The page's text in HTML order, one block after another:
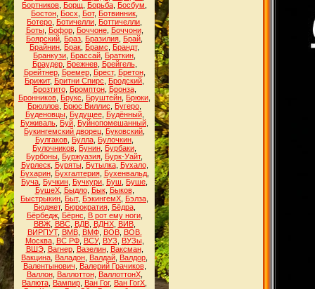
Бортников Борщ Борьба Босбум
Бостон Босх Бот, Ботвинник
Ботеро Ботичелли Боттичелли
Боты, Бофор, Боччоне, Боччони,
Боярский Браз Бразилия Брай
Брайнин Брак Брамс Брандт,
Бранкузи Брассай Браткин
Браудер, Брежнев, Брейгель,
Брейтнер, Бремер, Брест, Бретон,
Брижит, Бритни Спирс Бродский
Брозтито, Бромптон, Бронза,
Бронников Брукс Бруштейн Брюки
Брюллов Брюс Виллис Бугеро
Буденовцы, Будущее, Будённый,
Буживаль Буй Буйнопомешанный
Букингемский дворец Буковский
Булгаков Булла Булочкин
Булочников Бунин Бурбаки
Бурбоны Буржуазия Бурк-Уайт,
Бурлеск, Буряты, Бутылка, Бухало,
Бухарин, Бухгалтерия, Бухенвальд,
Буча Бучкин Бучкури Буш Буше
БушеХ, Быдло, Бык, Быков,
Быстрыкин Быт, БэкингемХ Бэлза
Бюджет, Бюрократия, Бёдра,
Бёрбедж, Бёрнс В рот ему ноги,
ВВЖ, ВВС, ВДВ, ВДНХ, ВИВ,
ВИРПУТ, ВМВ, ВМФ, ВОВ, ВОВ.
Москва, ВС РФ, ВСУ, ВУЗ ВУЗы,
ВШЭ, Вагнер, Вазелин, Ваксман,
Вакцина Валадон Валдай Валдор
Валентынович
Валерий Грачиков,
Валлон, Валлоттон, ВаллоттонХ,
Валюта Вампир Ван Гог, Ван ГогХ